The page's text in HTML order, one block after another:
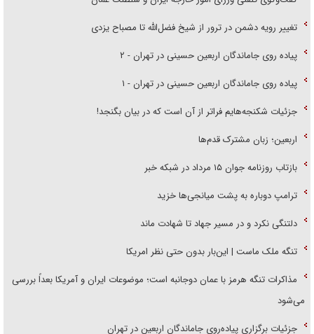
تغییر رویه دشمن در ترور از شیخ فضل‌الله تا مصباح یزدی
پیاده روی جاماندگان اربعین حسینی در تهران - ۲
پیاده روی جاماندگان اربعین حسینی در تهران - ۱
جزئیات شکنجه‌هایم فراتر از آن است که در بیان بگنجد!
اربعین؛ زبان مشترک قدم‌ها
بازتاب روزنامه جوان ۱۵ مرداد در شبکه خبر
ترامپ دوباره به پشت میانجی‌ها خزید
دلتنگی نکرد و در مسیر جهاد تا شهادت ماند
تنگه ملک ماست | این‌بار بدون حتی نظر امریکا
مذاکرات تنگه هرمز با عمان دوجانبه است؛ موضوعات ایران و آمریکا بعداً بررسی
می‌شود
جزئیات برگزاری پیاده‌روی جاماندگان اربعین در تهران